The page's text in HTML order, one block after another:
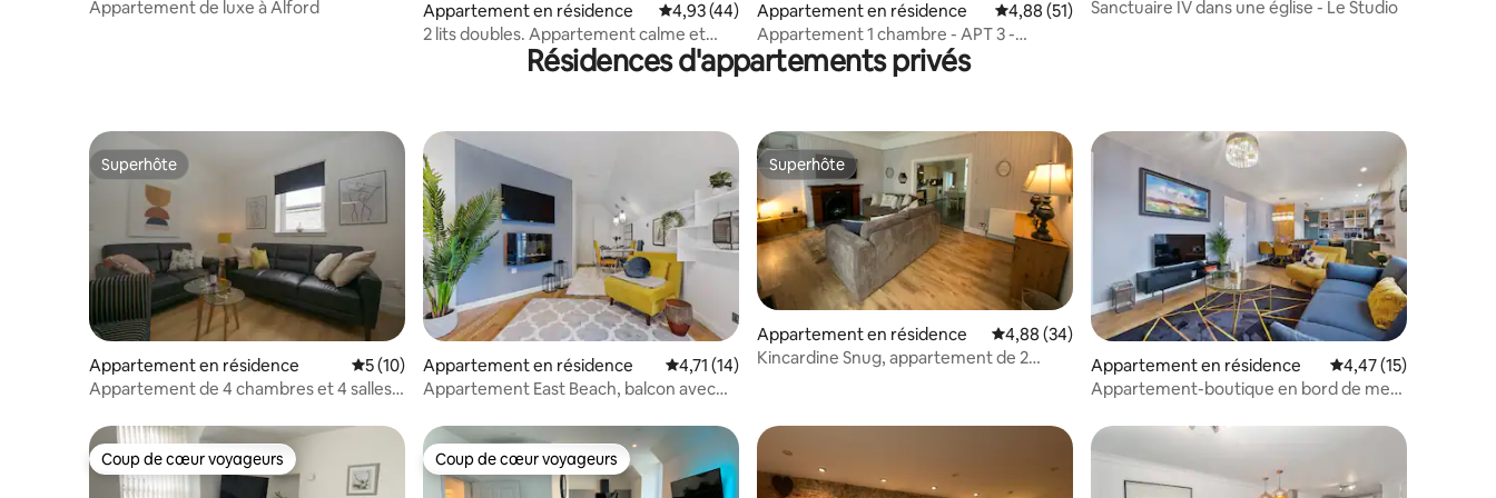
Appartement de luxe à Alford
Appartement en résidence Évaluation moyenne sur la base de 44 commentaires : 4,93 sur 5
4,93 (44)
2 lits doubles. Appartement calme et
original. Parking gratuit.
Appartement en résidence Évaluation moyenne sur la base de 51 commentaires : 4,88 sur 5
4,88 (51)
Appartement 1 chambre - APT 3 -
Garmouth Speyside
Sanctuaire IV dans une église - Le Studio
Résidences d'appartements privés
Superhôte
Superhôte
Appartement en résidence Évaluation moyenne sur la base de 10 commentaires : 5 sur 5
5 (10)
Appartement de 4 chambres et 4 salles
Appartement en résidence Évaluation moyenne sur la base de 14 commentaires : 4,71 sur 5
4,71 (14)
Appartement East Beach, balcon avec
Superhôte
Superhôte
Appartement en résidence Évaluation moyenne sur la base de 34 commentaires : 4,88 sur 5
4,88 (34)
Kincardine Snug, appartement de 2
Appartement en résidence Évaluation moyenne
4,47 (15)
Appartement-boutique en bord de mer
Coup de cœur voyageurs
Coup de cœur voyageurs Coup de cœur voyageurs
Coup de cœur voyageurs